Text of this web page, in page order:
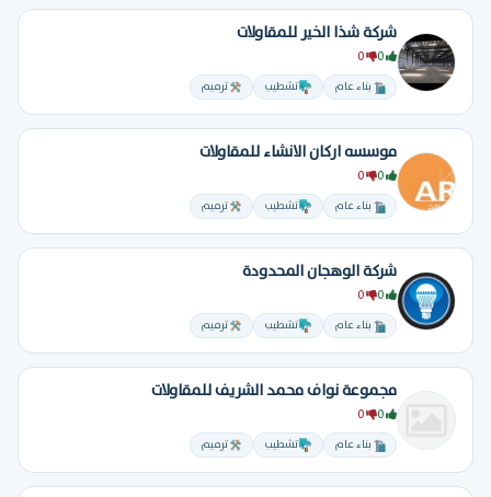
شركة شذا الخير للمقاولات
بناء عام تشطيب ترميم
موسسه اركان الانشاء للمقاولات
بناء عام تشطيب ترميم
شركة الوهجان المحدودة
بناء عام تشطيب ترميم
مجموعة نواف محمد الشريف للمقاولات
بناء عام تشطيب ترميم